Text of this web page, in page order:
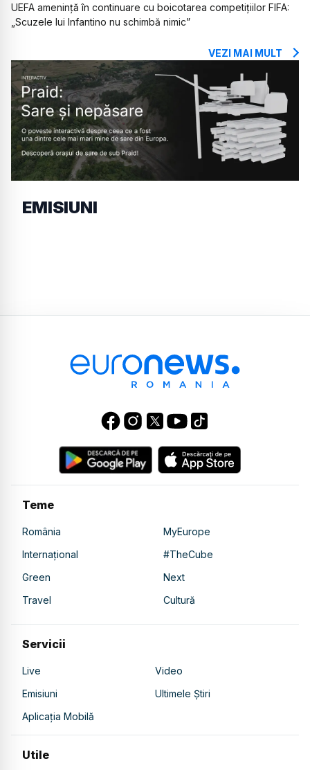
UEFA amenință în continuare cu boicotarea competițiilor FIFA:
„Scuzele lui Infantino nu schimbă nimic”
VEZI MAI MULT
EMISIUNI
Teme
România
MyEurope
Internațional
#TheCube
Green
Next
Travel
Cultură
Servicii
Live
Video
Emisiuni
Ultimele Știri
Aplicația Mobilă
Utile